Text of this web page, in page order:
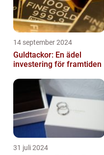
14 september 2024
Guldtackor: En ädel
investering för framtiden
31 juli 2024